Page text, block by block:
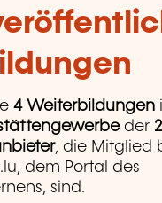
4 Weiterbildungen
der 2
, die Mitglied
dem Portal des
sind.